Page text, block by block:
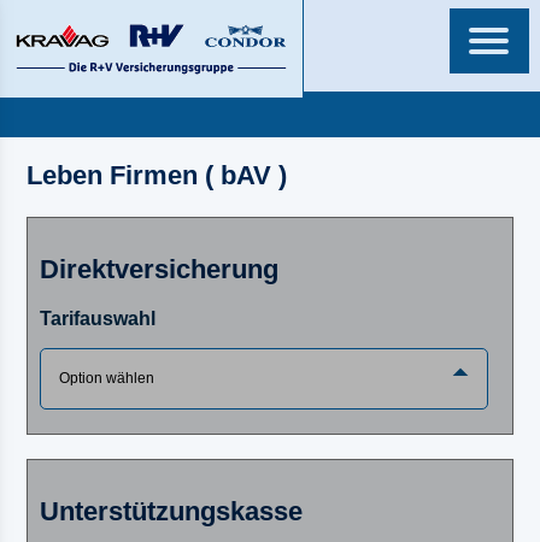
Leben Firmen ( bAV )
Direktversicherung
Tarifauswahl
Unterstützungskasse